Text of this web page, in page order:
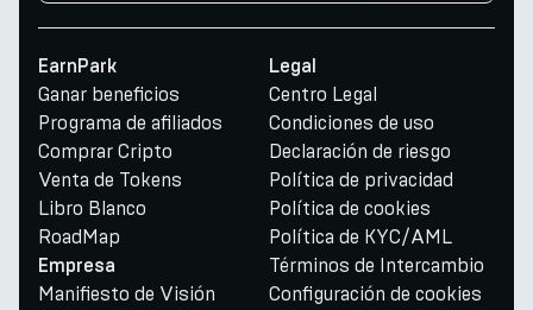
EarnPark
Ganar beneficios
Programa de afiliados
Comprar Cripto
Venta de Tokens
Libro Blanco
RoadMap
Empresa
Manifiesto de Visión
Legal
Centro Legal
Condiciones de uso
Declaración de riesgo
Política de privacidad
Política de cookies
Política de KYC/AML
Términos de Intercambio
Configuración de cookies